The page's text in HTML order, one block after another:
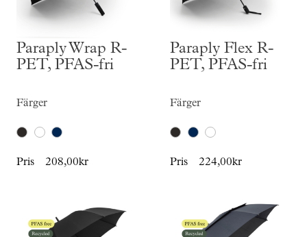
Paraply Wrap R-
PET, PFAS-fri
Färger
Pris 208,00kr
Paraply Flex R-
PET, PFAS-fri
Färger
Pris 224,00kr